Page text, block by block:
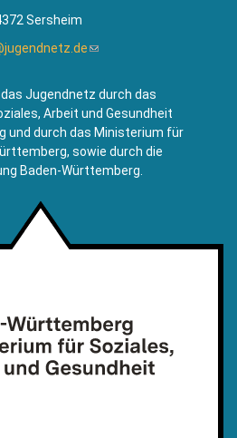
Sersheim
(Link
Mail)
Jugendnetz durch das
Arbeit und Gesundheit
und durch das Ministerium für
sowie durch die
Baden-Württemberg.